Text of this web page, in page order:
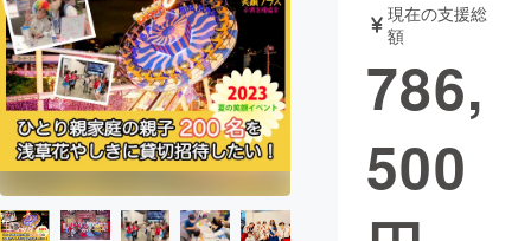
テクノロジー・ガジェット
映像・映画 書籍・雑誌
ビジネス・起業 チャレンジ
まちづくり・地域活性化
現在の支援総
額
786,
500